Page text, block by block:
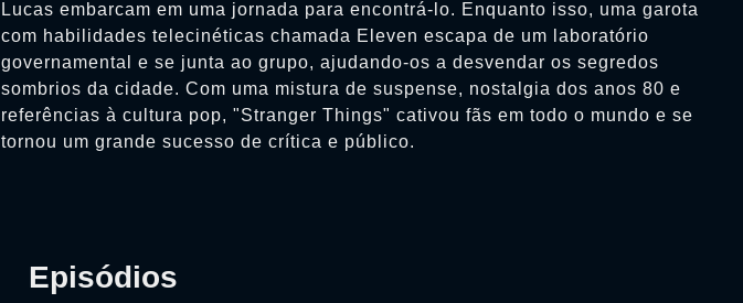
Lucas embarcam em uma jornada para encontrá-lo. Enquanto isso, uma garota
com habilidades telecinéticas chamada Eleven escapa de um laboratório
governamental e se junta ao grupo, ajudando-os a desvendar os segredos
sombrios da cidade. Com uma mistura de suspense, nostalgia dos anos 80 e
referências à cultura pop, "Stranger Things" cativou fãs em todo o mundo e se
tornou um grande sucesso de crítica e público.
Episódios